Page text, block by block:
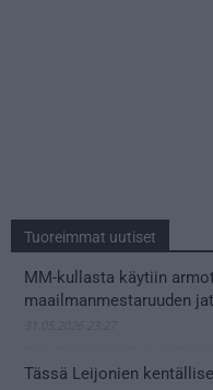
Tuoreimmat uutiset
MM-kullasta käytiin
maailmanmestaruuden
Tässä Leijonien